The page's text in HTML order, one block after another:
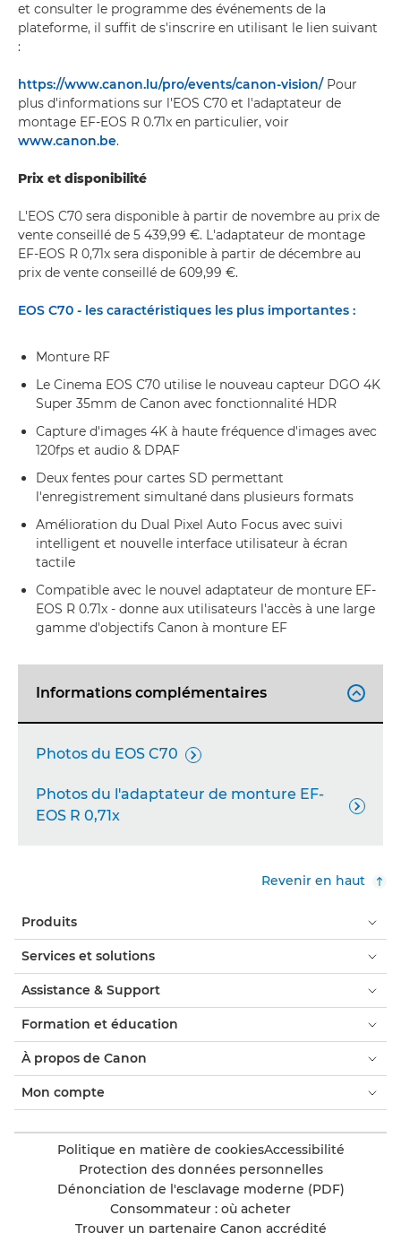
et consulter le programme des événements de la
plateforme, il suffit de s'inscrire en utilisant le lien suivant
:
https://www.canon.lu/pro/events/canon-vision/Pour
plus d'informations sur l'EOS C70 et l'adaptateur de
montage EF-EOS R 0.71x en particulier, voir
www.canon.be.
Prix et disponibilité
L'EOS C70 sera disponible à partir de novembre au prix de
vente conseillé de 5 439,99 €. L'adaptateur de montage
EF-EOS R 0,71x sera disponible à partir de décembre au
prix de vente conseillé de 609,99 €.
EOS C70 - les caractéristiques les plus importantes :
Monture RF
Le Cinema EOS C70 utilise le nouveau capteur DGO 4K
Super 35mm de Canon avec fonctionnalité HDR
Capture d'images 4K à haute fréquence d'images avec
120fps et audio & DPAF
Deux fentes pour cartes SD permettant
l'enregistrement simultané dans plusieurs formats
Amélioration du Dual Pixel Auto Focus avec suivi
intelligent et nouvelle interface utilisateur à écran
tactile
Compatible avec le nouvel adaptateur de monture EF-
EOS R 0.71x - donne aux utilisateurs l'accès à une large
gamme d'objectifs Canon à monture EF
Informations complémentaires 
Photos du EOS C70 
Photos du l'adaptateur de monture EF-
EOS R 0,71x

Revenir en haut
Produits
Services et solutions
Assistance & Support
Formation et éducation
À propos de Canon
Mon compte
Politique en matière de cookiesAccessibilité
Protection des données personnelles
Dénonciation de l'esclavage moderne (PDF)
Consommateur : où acheter
Trouver un partenaire Canon accrédité